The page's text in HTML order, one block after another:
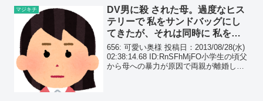
マジキチ
DV男に殺 された母。過度なヒス
テリーで 私をサンドバッグにし
てきたが、それは同時に 私を暴
力女にする 英才教育になってお
り…
656: 可愛い奥様 投稿日：2013/08/28(水)
02:38:14.68 ID:RnSFhMjFO小学生の頃父
から母への暴力が原因で両親が離婚した